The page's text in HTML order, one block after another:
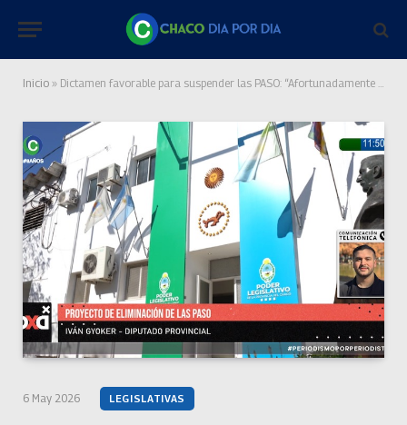
Inicio » Dictamen favorable para suspender las PASO: “Afortunadamente podemos avanzar con esto que es una carga para la ciudadanía”
6 May 2026 LEGISLATIVAS